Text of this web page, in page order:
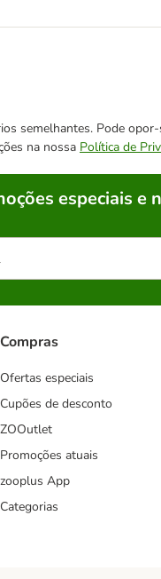
semelhantes. Pode
na nossa Política de
especiais e
Compras
Ofertas especiais
Cupões de desconto
ZOOutlet
Promoções atuais
zooplus App
Categorias